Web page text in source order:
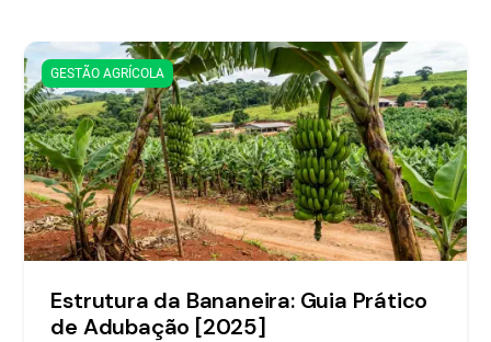
GESTÃO AGRÍCOLA
Estrutura da Bananeira: Guia Prático
de Adubação [2025]